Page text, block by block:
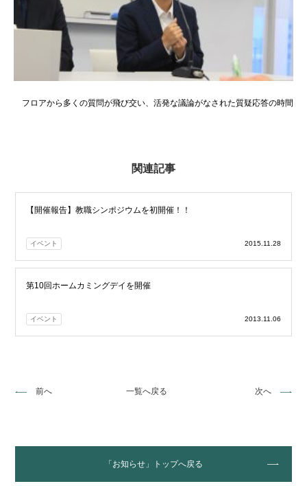
フロアから多くの質問が飛び交い、活発な議論がなされた質疑応答の時間
関連記事
【開催報告】教職シンポジウムを初開催！！
イベント 2015.11.28
第10回ホームカミングデイを開催
イベント 2013.11.06
前へ 一覧へ戻る 次へ
「お知らせ」トップへ戻る